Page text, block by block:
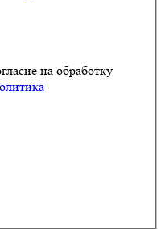
на обработку